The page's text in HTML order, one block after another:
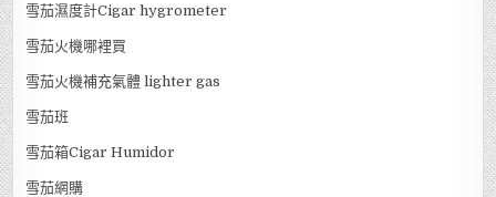
雪茄濕度計Cigar hygrometer
雪茄火機哪裡買
雪茄火機補充氣體 lighter gas
雪茄班
雪茄箱Cigar Humidor
雪茄網購